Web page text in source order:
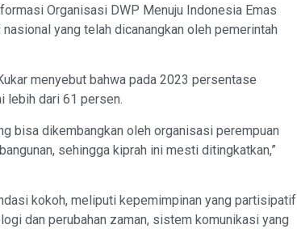
Organisasi DWP Menuju Indonesia Emas
yang telah dicanangkan oleh pemerintah
menyebut bahwa pada 2023 persentase
lebih dari 61 persen.
bisa dikembangkan oleh organisasi perempuan
sehingga kiprah ini mesti ditingkatkan,”
kokoh, meliputi kepemimpinan yang partisipatif
dan perubahan zaman, sistem komunikasi yang